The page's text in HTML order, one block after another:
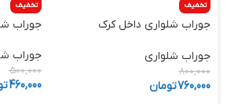
تخفیف
جوراب شلواری داخل کرک
جوراب شلواری
800,000
760,000تومان
تخفیف
جوراب
جوراب
500,000
460,000